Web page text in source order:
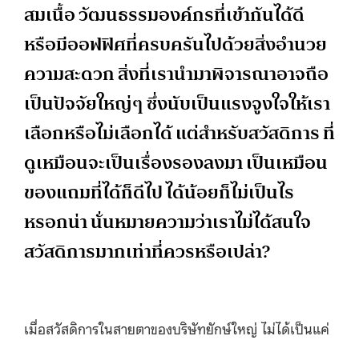
สมเนื้อ วัฒนธรรมองค์กรที่เข้ากันได้ดี
หรือมีออฟฟิศที่ครบครันไปด้วยสิ่งอำนวย
ความสะดวก สิ่งที่เรานำมาพิจารณาอาจถือ
เป็นปัจจัยใหญ่ๆ ซึ่งนับเป็นแรงจูงใจให้เรา
เลือกหรือไม่เลือกได้ แต่สำหรับสวัสดิการ ที่
ดูเหมือนจะเป็นเรื่องรองลงมา เป็นเหมือน
ของแถมที่ได้ก็ดีไป ได้น้อยก็ไม่เป็นไร
หรอกน่า นั่นหมายความว่าเราไม่ได้สนใจ
สวัสดิการมากเท่าที่ควรหรือเปล่า?
เมื่อสวัสดิการในสายตาของบริษัทยักษ์ใหญ่ ไม่ได้เป็นแค่